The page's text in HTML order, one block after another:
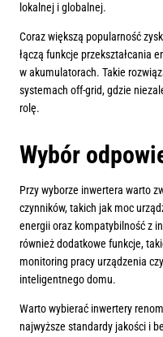
lokalnej i globalnej.
Coraz większą popularność
łączą funkcje przekształcania
w akumulatorach. Takie
systemach off-grid, gdzie
rolę.
Wybór
Przy wyborze inwertera warto
czynników, takich jak moc
energii oraz kompatybilność z
również dodatkowe funkcje,
monitoring pracy urządzenia
inteligentnego domu.
Warto wybierać inwertery
najwyższe standardy jakości i